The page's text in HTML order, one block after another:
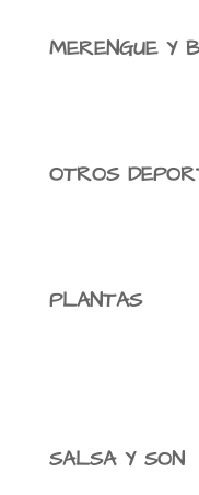
MERENGUE Y
OTROS
PLANTAS
SALSA Y SON